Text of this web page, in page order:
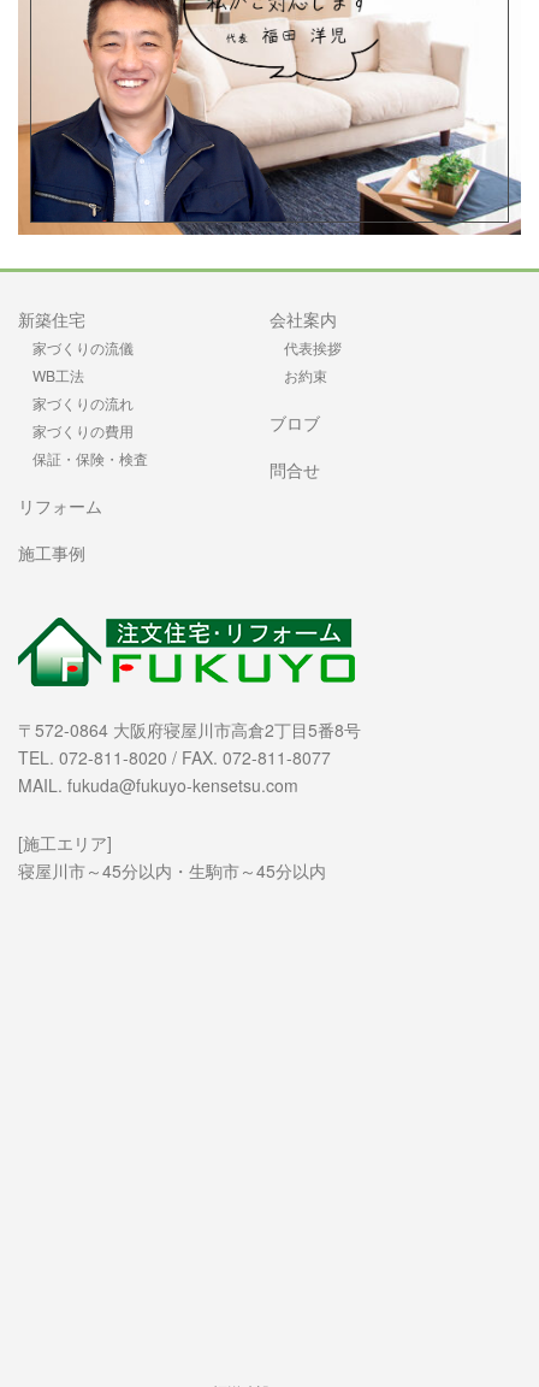
新築住宅
家づくりの流儀
WB工法
家づくりの流れ
家づくりの費用
保証・保険・検査
リフォーム
施工事例
会社案内
代表挨拶
お約束
ブロブ
問合せ
〒572-0864 大阪府寝屋川市高倉2丁目5番8号
TEL. 072-811-8020 / FAX. 072-811-8077
MAIL. fukuda@fukuyo-kensetsu.com
[施工エリア]
寝屋川市～45分以内・生駒市～45分以内